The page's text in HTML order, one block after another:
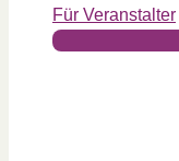
Für Veranstalter